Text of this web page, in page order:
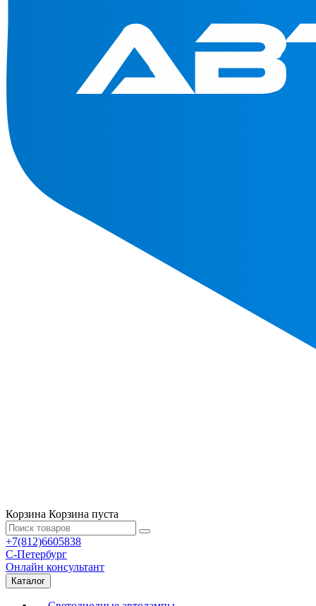
Корзина Корзина пуста
+7(812)6605838
С-Петербург
Онлайн консультант
Каталог